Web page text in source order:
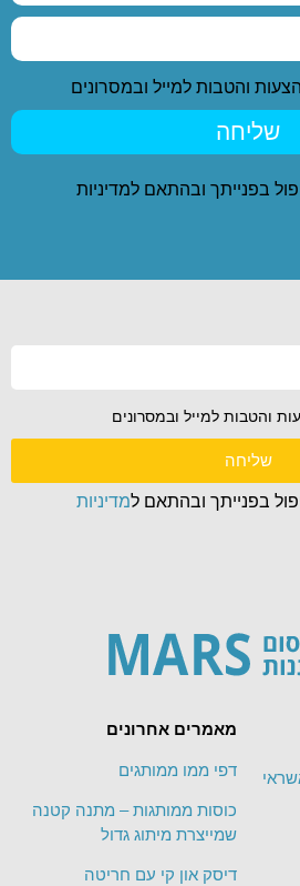
והטבות למייל ובמסרונים
שליחה
בפנייתך ובהתאם למדיניות
מאמרים אחרונים
דפי ממו ממותגים
כוסות ממותגות – מתנה קטנה
שמייצרת מיתוג גדול
דיסק און קי עם חריטה
והטבות למייל ובמסרונים
שליחה
בפנייתך ובהתאם למדיניות